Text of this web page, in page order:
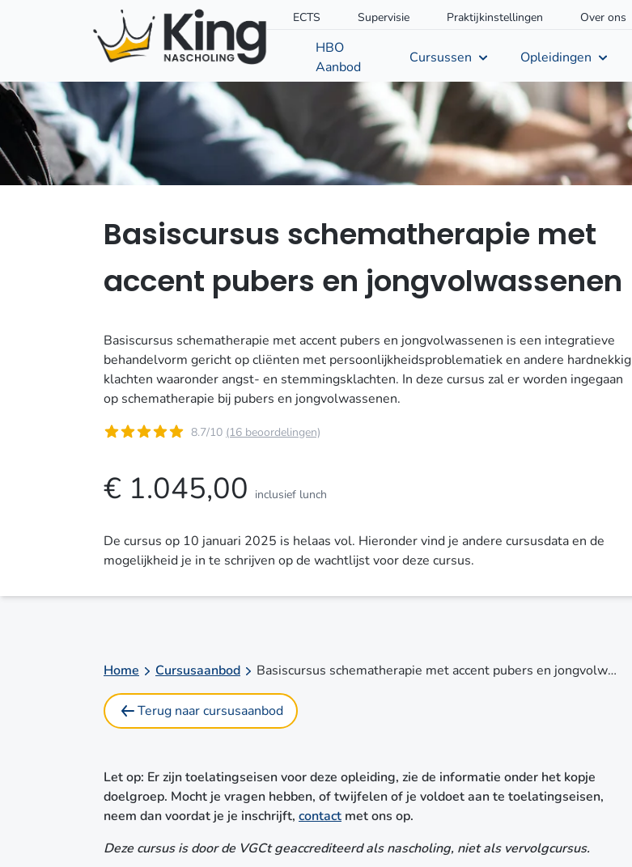
ECTS Supervisie Praktijkinstellingen Over ons
HBO
Aanbod
Cursussen Opleidingen
Basiscursus schematherapie met
accent pubers en jongvolwassenen
Basiscursus schematherapie met accent pubers en jongvolwassenen is een integratieve
behandelvorm gericht op cliënten met persoonlijkheidsproblematiek en andere hardnekkig
klachten waaronder angst- en stemmingsklachten. In deze cursus zal er worden ingegaan
op schematherapie bij pubers en jongvolwassenen.
8.7/10 (16 beoordelingen)
€ 1.045,00 inclusief lunch
De cursus op 10 januari 2025 is helaas vol. Hieronder vind je andere cursusdata en de
mogelijkheid je in te schrijven op de wachtlijst voor deze cursus.
Home Cursusaanbod Basiscursus schematherapie met accent pubers en jongvolwassenen
Terug naar cursusaanbod
Let op: Er zijn toelatingseisen voor deze opleiding, zie de informatie onder het kopje
doelgroep. Mocht je vragen hebben, of twijfelen of je voldoet aan te toelatingseisen,
neem dan voordat je je inschrijft, contact met ons op.
Deze cursus is door de VGCt geaccrediteerd als nascholing, niet als vervolgcursus.